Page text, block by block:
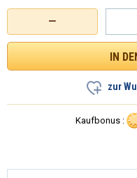
−
zur
Kaufbonus :